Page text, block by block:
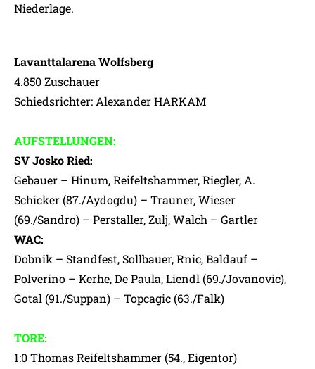
Niederlage.
Lavanttalarena Wolfsberg
4.850 Zuschauer
Schiedsrichter: Alexander HARKAM
AUFSTELLUNGEN:
SV Josko Ried:
Gebauer – Hinum, Reifeltshammer, Riegler, A.
Schicker (87./Aydogdu) – Trauner, Wieser
(69./Sandro) – Perstaller, Zulj, Walch – Gartler
WAC:
Dobnik – Standfest, Sollbauer, Rnic, Baldauf –
Polverino – Kerhe, De Paula, Liendl (69./Jovanovic),
Gotal (91./Suppan) – Topcagic (63./Falk)
TORE:
1:0 Thomas Reifeltshammer (54., Eigentor)